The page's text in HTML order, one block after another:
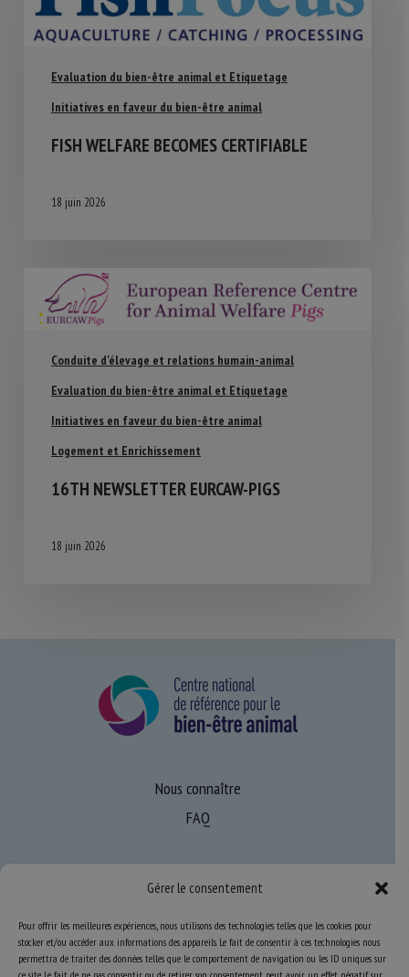
Gérer le consentement
Pour offrir les meilleures expériences, nous utilisons des technologies telles que les cookies pour
stocker et/ou accéder aux informations des appareils. Le fait de consentir à ces technologies nous
permettra de traiter des données telles que le comportement de navigation ou les ID uniques sur
Evaluation du bien-être animal et Etiquetage
Initiatives en faveur du bien-être animal
FISH WELFARE BECOMES CERTIFIABLE
18 juin 2026
Conduite d'élevage et relations humain-animal
Evaluation du bien-être animal et Etiquetage
Initiatives en faveur du bien-être animal
Logement et Enrichissement
16TH NEWSLETTER EURCAW-PIGS
18 juin 2026
Nous connaître
FAQ
Expertise
Se former au BEA